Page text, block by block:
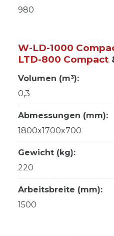
980
W-LD-1000
LTD-800 Compact
Volumen (m³):
0,3
Abmessungen (mm):
1800x1700x700
Gewicht (kg):
220
Arbeitsbreite (mm):
1500